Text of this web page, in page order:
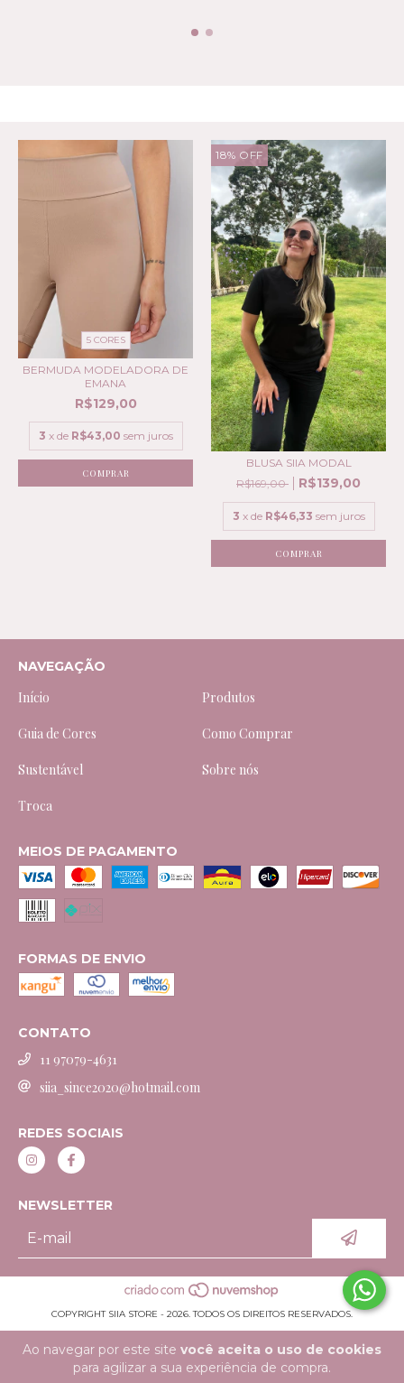
Ao navegar por este site você aceita o uso de cookies
para agilizar a sua experiência de compra.
5 CORES
BERMUDA MODELADORA DE
EMANA
R$129,00
3 x de R$43,00 sem juros
COMPRAR
18% OFF
BLUSA SIIA MODAL
R$169,00
R$139,00
3 x de R$46,33 sem juros
COMPRAR
NAVEGAÇÃO
Início Produtos
Guia de Cores Como Comprar
Sustentável Sobre nós
Troca
MEIOS DE PAGAMENTO
FORMAS DE ENVIO
CONTATO
11 97079-4631
siia_since2020@hotmail.com
REDES SOCIAIS
NEWSLETTER
COPYRIGHT SIIA STORE - 2026. TODOS OS DIREITOS RESERVADOS.